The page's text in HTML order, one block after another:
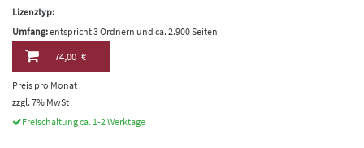
Lizenztyp:
Umfang:entspricht 3 Ordnern und ca. 2.900 Seiten
74,00 €
Preis pro Monat
zzgl. 7% MwSt
Freischaltung ca. 1-2 Werktage